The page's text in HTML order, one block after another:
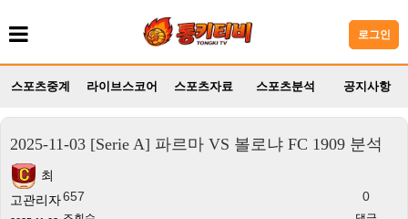
로그인
스포츠중계 라이브스코어 스포츠자료 스포츠분석 공지사항
2025-11-03 [Serie A] 파르마 VS 볼로냐 FC 1909 분석
최
고관리자657 0